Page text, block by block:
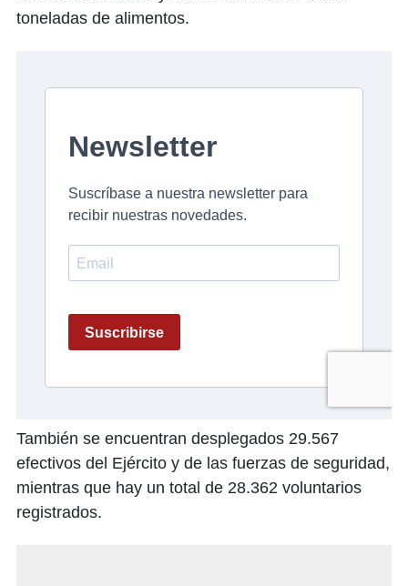
toneladas de alimentos.
También se encuentran desplegados 29.567
efectivos del Ejército y de las fuerzas de seguridad,
mientras que hay un total de 28.362 voluntarios
registrados.